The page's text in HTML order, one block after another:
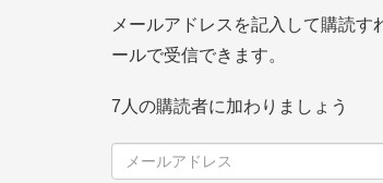
メールアドレスを記入して購読す
ールで受信できます。
7人の購読者に加わりましょう